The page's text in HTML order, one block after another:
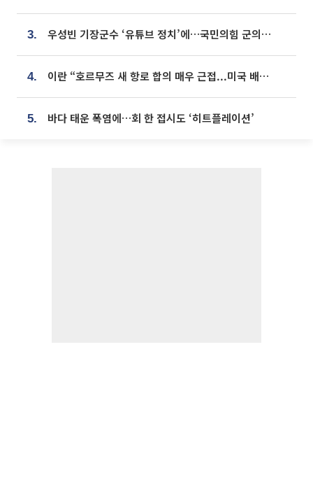
3. 우성빈 기장군수 ‘유튜브 정치’에…국민의힘 군의원들 집단 반발
4. 이란 “호르무즈 새 항로 합의 매우 근접...미국 배상 먼저”
5. 바다 태운 폭염에…회 한 접시도 ‘히트플레이션’